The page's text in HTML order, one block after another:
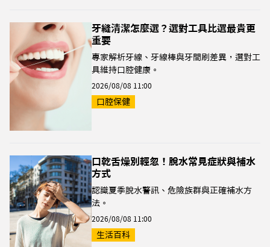
牙縫清潔怎麼選？選對工具比選最貴更
重要
專家解析牙線、牙線棒與牙間刷差異，選對工
具維持口腔健康。
2026/08/08 11:00
口腔保健
口乾舌燥別輕忽！脫水常見症狀與補水
方式
認識夏季脫水警訊、危險族群與正確補水方
法。
2026/08/08 11:00
生活百科